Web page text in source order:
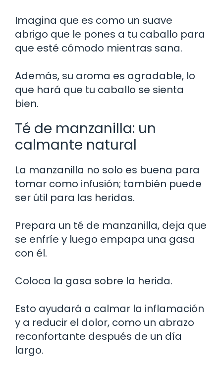
Imagina que es como un suave
abrigo que le pones a tu caballo para
que esté cómodo mientras sana.
Además, su aroma es agradable, lo
que hará que tu caballo se sienta
bien.
Té de manzanilla: un
calmante natural
La manzanilla no solo es buena para
tomar como infusión; también puede
ser útil para las heridas.
Prepara un té de manzanilla, deja que
se enfríe y luego empapa una gasa
con él.
Coloca la gasa sobre la herida.
Esto ayudará a calmar la inflamación
y a reducir el dolor, como un abrazo
reconfortante después de un día
largo.